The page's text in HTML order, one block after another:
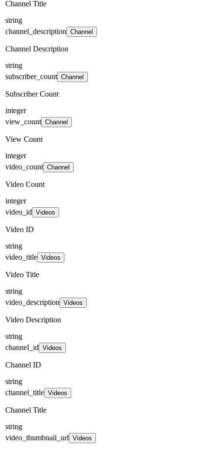
Channel Title
string
channel_description Channel
Channel Description
string
subscriber_count Channel
Subscriber Count
integer
view_count Channel
View Count
integer
video_count Channel
Video Count
integer
video_id Videos
Video ID
string
video_title Videos
Video Title
string
video_description Videos
Video Description
string
channel_id Videos
Channel ID
string
channel_title Videos
Channel Title
string
video_thumbnail_url Videos